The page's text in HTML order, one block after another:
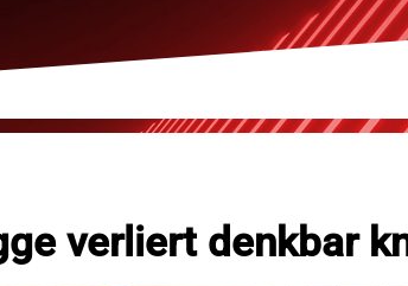
verliert denkbar